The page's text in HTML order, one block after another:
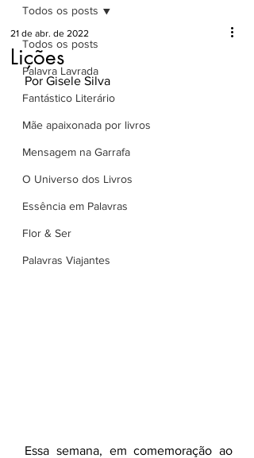
Todos os posts
Palavra Lavrada
Fantástico Literário
Mãe apaixonada por livros
Mensagem na Garrafa
O Universo dos Livros
Essência em Palavras
Flor & Ser
Palavras Viajantes
Todos os posts
Lições
21 de abr. de 2022
Por Gisele Silva
Essa semana, em comemoração ao